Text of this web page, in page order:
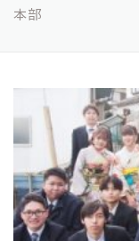
本部